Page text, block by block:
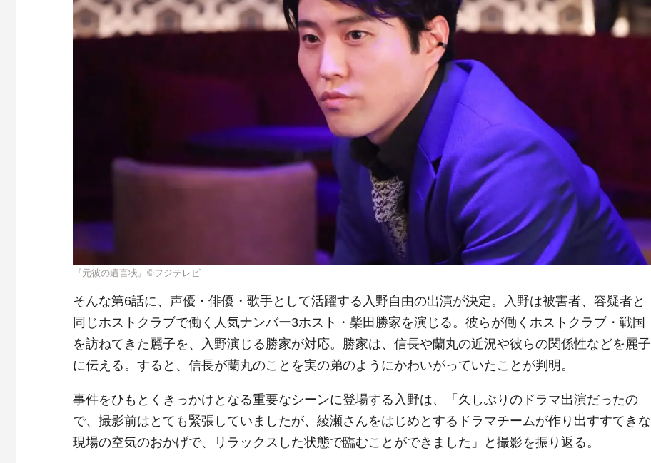
『元彼の遺言状』©フジテレビ
そんな第6話に、声優・俳優・歌手として活躍する入野自由の出演が決定。入野は被害者、容疑者と
同じホストクラブで働く人気ナンバー3ホスト・柴田勝家を演じる。彼らが働くホストクラブ・戦国
を訪ねてきた麗子を、入野演じる勝家が対応。勝家は、信長や蘭丸の近況や彼らの関係性などを麗子
に伝える。すると、信長が蘭丸のことを実の弟のようにかわいがっていたことが判明。
事件をひもとくきっかけとなる重要なシーンに登場する入野は、「久しぶりのドラマ出演だったの
で、撮影前はとても緊張していましたが、綾瀬さんをはじめとするドラマチームが作り出すすてきな
現場の空気のおかげで、リラックスした状態で臨むことができました」と撮影を振り返る。